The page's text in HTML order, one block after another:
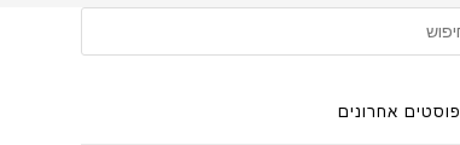
פוסטים אחרונים